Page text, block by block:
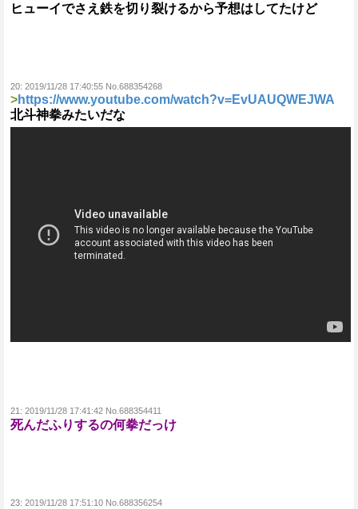
ヒューイでさえ鉄を切り裂けるから予想はしてたけど
20: 2019/11/28 17:40:55 No.688354268
>https://www.youtube.com/watch?v=EvUAUQWEJWA
北斗神拳みたいだな
21: 2019/11/28 17:41:42 No.688354411
死んだふりするの何拳だっけ
23: 2019/11/28 17:51:10 No.688356254